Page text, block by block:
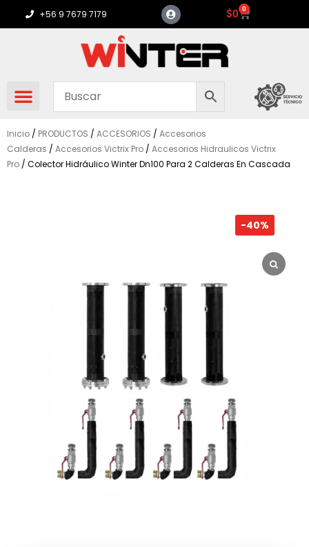
+56 9 7679 7179 $0 0
Carrito
Inicio / PRODUCTOS / ACCESORIOS / Accesorios
Calderas / Accesorios Victrix Pro / Accesorios Hidraulicos Victrix
Pro / Colector Hidráulico Winter Dn100 Para 2 Calderas En Cascada
-40%